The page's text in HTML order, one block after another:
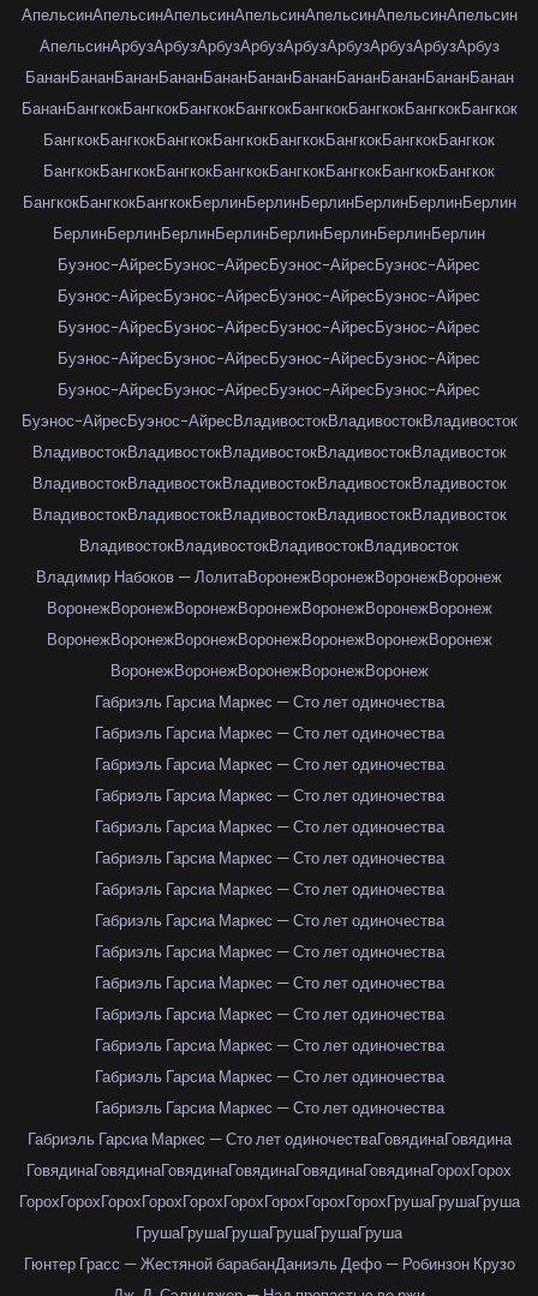
АпельсинАпельсинАпельсинАпельсинАпельсинАпельсинАпельсин
АпельсинАрбузАрбузАрбузАрбузАрбузАрбузАрбузАрбузАрбуз
БананБананБананБананБананБананБананБананБананБананБанан
БананБангкокБангкокБангкокБангкокБангкокБангкокБангкокБангкок
БангкокБангкокБангкокБангкокБангкокБангкокБангкокБангкок
БангкокБангкокБангкокБангкокБангкокБангкокБангкокБангкок
БангкокБангкокБангкокБерлинБерлинБерлинБерлинБерлинБерлин
БерлинБерлинБерлинБерлинБерлинБерлинБерлинБерлин
Буэнос-АйресБуэнос-АйресБуэнос-АйресБуэнос-Айрес
Буэнос-АйресБуэнос-АйресБуэнос-АйресБуэнос-Айрес
Буэнос-АйресБуэнос-АйресБуэнос-АйресБуэнос-Айрес
Буэнос-АйресБуэнос-АйресБуэнос-АйресБуэнос-Айрес
Буэнос-АйресБуэнос-АйресБуэнос-АйресБуэнос-Айрес
Буэнос-АйресБуэнос-АйресВладивостокВладивостокВладивосток
ВладивостокВладивостокВладивостокВладивостокВладивосток
ВладивостокВладивостокВладивостокВладивостокВладивосток
ВладивостокВладивостокВладивостокВладивостокВладивосток
ВладивостокВладивостокВладивостокВладивосток
Владимир Набоков — ЛолитаВоронежВоронежВоронежВоронеж
ВоронежВоронежВоронежВоронежВоронежВоронежВоронеж
ВоронежВоронежВоронежВоронежВоронежВоронежВоронеж
ВоронежВоронежВоронежВоронежВоронеж
Габриэль Гарсиа Маркес — Сто лет одиночества
Габриэль Гарсиа Маркес — Сто лет одиночества
Габриэль Гарсиа Маркес — Сто лет одиночества
Габриэль Гарсиа Маркес — Сто лет одиночества
Габриэль Гарсиа Маркес — Сто лет одиночества
Габриэль Гарсиа Маркес — Сто лет одиночества
Габриэль Гарсиа Маркес — Сто лет одиночества
Габриэль Гарсиа Маркес — Сто лет одиночества
Габриэль Гарсиа Маркес — Сто лет одиночества
Габриэль Гарсиа Маркес — Сто лет одиночества
Габриэль Гарсиа Маркес — Сто лет одиночества
Габриэль Гарсиа Маркес — Сто лет одиночества
Габриэль Гарсиа Маркес — Сто лет одиночества
Габриэль Гарсиа Маркес — Сто лет одиночества
Габриэль Гарсиа Маркес — Сто лет одиночестваГовядинаГовядина
ГовядинаГовядинаГовядинаГовядинаГовядинаГовядинаГорохГорох
ГорохГорохГорохГорохГорохГорохГорохГорохГорохГрушаГрушаГруша
ГрушаГрушаГрушаГрушаГрушаГруша
Гюнтер Грасс — Жестяной барабанДаниэль Дефо — Робинзон Крузо